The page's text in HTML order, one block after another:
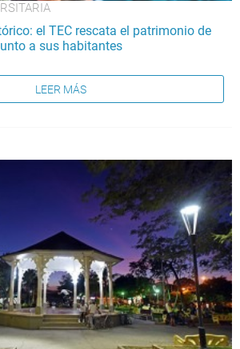
el TEC rescata el patrimonio de
a sus habitantes
LEER MÁS